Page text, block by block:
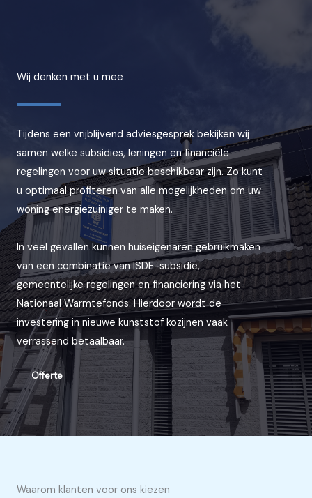
Wij denken met u mee
Tijdens een vrijblijvend adviesgesprek bekijken wij
samen welke subsidies, leningen en financiële
regelingen voor uw situatie beschikbaar zijn. Zo kunt
u optimaal profiteren van alle mogelijkheden om uw
woning energiezuiniger te maken.
In veel gevallen kunnen huiseigenaren gebruikmaken
van een combinatie van ISDE-subsidie,
gemeentelijke regelingen en financiering via het
Nationaal Warmtefonds. Hierdoor wordt de
investering in nieuwe kunststof kozijnen vaak
verrassend betaalbaar.
Offerte
Waarom klanten voor ons kiezen